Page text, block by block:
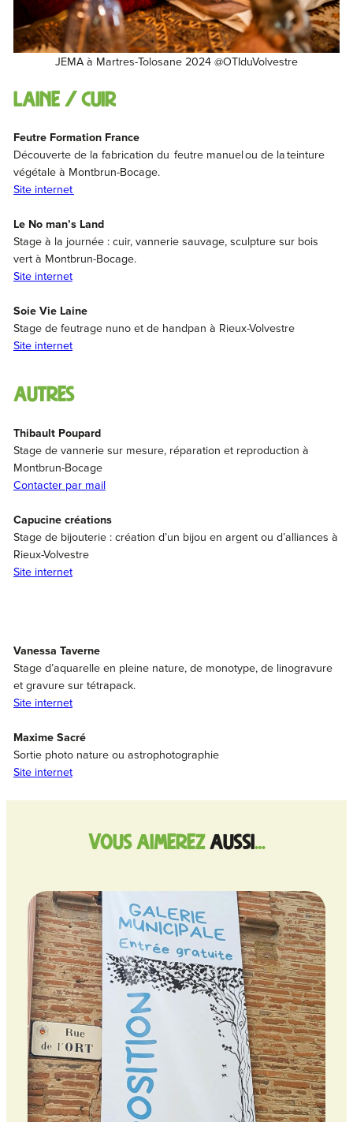
JEMA à Martres-Tolosane 2024 @OTIduVolvestre
laine / cuir
Feutre Formation France
Découverte de la fabrication du feutre manuel ou de la teinture
végétale à Montbrun-Bocage.
Site internet
Le No man’s Land
Stage à la journée : cuir, vannerie sauvage, sculpture sur bois
vert à Montbrun-Bocage.
Site internet
Soie Vie Laine
Stage de feutrage nuno et de handpan à Rieux-Volvestre
Site internet
autres
Thibault Poupard
Stage de vannerie sur mesure, réparation et reproduction à
Montbrun-Bocage
Contacter par mail
Capucine créations
Stage de bijouterie : création d’un bijou en argent ou d’alliances à
Rieux-Volvestre
Site internet
Vanessa Taverne
Stage d’aquarelle en pleine nature, de monotype, de linogravure
et gravure sur tétrapack.
Site internet
Maxime Sacré
Sortie photo nature ou astrophotographie
Site internet
vous aimerezaussi…